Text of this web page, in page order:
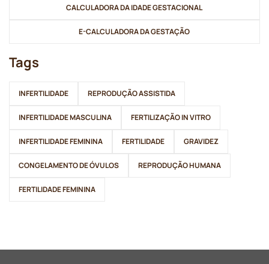
Tags
INFERTILIDADE REPRODUÇÃO ASSISTIDA
INFERTILIDADE MASCULINA FERTILIZAÇÃO IN VITRO
INFERTILIDADE FEMININA FERTILIDADE GRAVIDEZ
CONGELAMENTO DE ÓVULOS REPRODUÇÃO HUMANA
FERTILIDADE FEMININA
CALCULADORA DA IDADE GESTACIONAL
E-CALCULADORA DA GESTAÇÃO